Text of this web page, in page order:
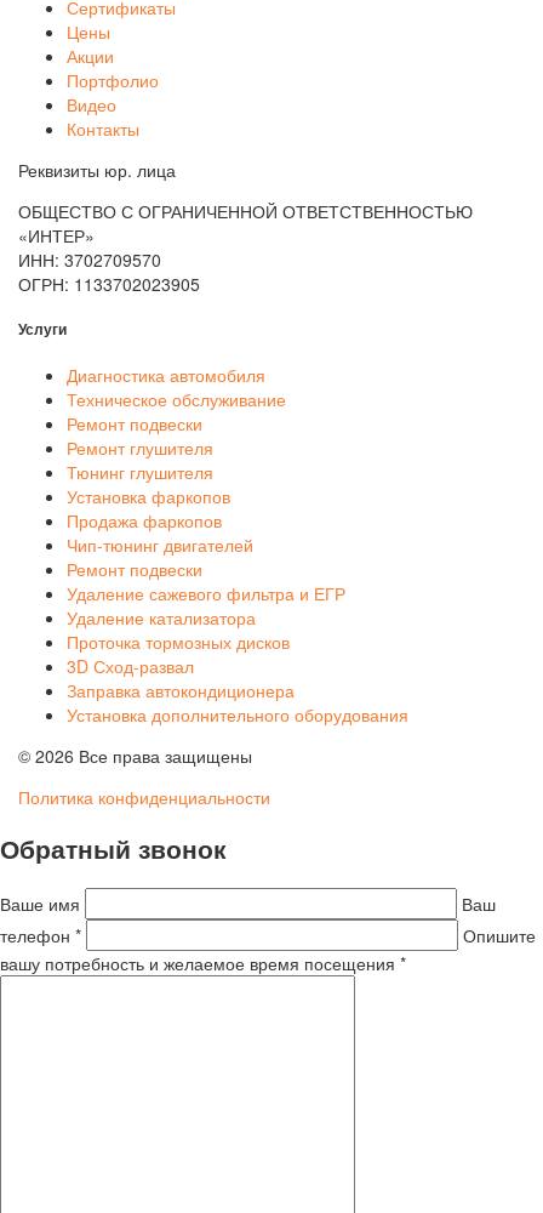
Сертификаты
Цены
Акции
Портфолио
Видео
Контакты
Реквизиты юр. лица
ОБЩЕСТВО С ОГРАНИЧЕННОЙ ОТВЕТСТВЕННОСТЬЮ
«ИНТЕР»
ИНН: 3702709570
ОГРН: 1133702023905
Услуги
Диагностика автомобиля
Техническое обслуживание
Ремонт подвески
Ремонт глушителя
Тюнинг глушителя
Установка фаркопов
Продажа фаркопов
Чип-тюнинг двигателей
Ремонт подвески
Удаление сажевого фильтра и ЕГР
Удаление катализатора
Проточка тормозных дисков
3D Сход-развал
Заправка автокондиционера
Установка дополнительного оборудования
© 2026 Все права защищены
Политика конфиденциальности
Обратный звонок
Ваше имя
Ваш
телефон *
Опишите
вашу потребность и желаемое время посещения *